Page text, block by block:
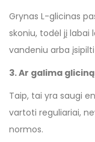
Grynas L-glicinas
skoniu, todėl jį labai
vandeniu arba
3. Ar galima
Taip, tai yra saugi
vartoti reguliariai,
normos.